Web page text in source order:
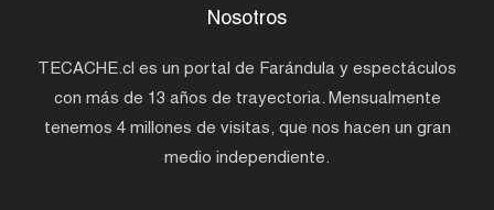
Nosotros
TECACHE.cl es un portal de Farándula y espectáculos
con más de 13 años de trayectoria. Mensualmente
tenemos 4 millones de visitas, que nos hacen un gran
medio independiente.